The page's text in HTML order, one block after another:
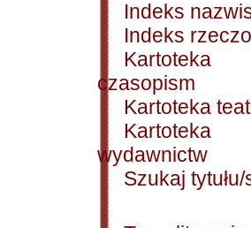
Indeks
Indeks
Kartoteka
czasopism
Kartoteka
Kartoteka
wydawnictw
Szukaj tytułu/